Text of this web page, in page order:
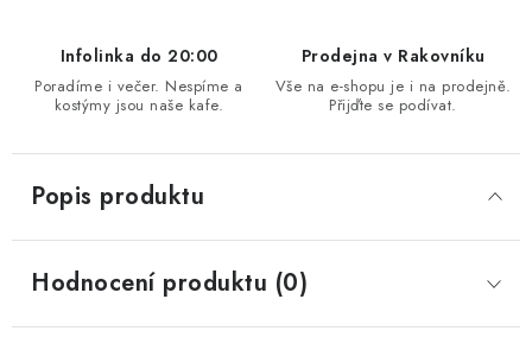
Infolinka do 20:00
Poradíme i večer. Nespíme a
kostýmy jsou naše kafe.
Prodejna v Rakovníku
Vše na e-shopu je i na prodejně.
Přijďte se podívat.
Popis produktu
Hodnocení produktu (0)